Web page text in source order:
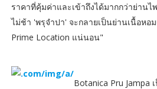
ราคาที่คุ้มค่าและเข้าถึงได้มากกว่าย่านไ
ไม่ช้า 'พรุจำปา' จะกลายเป็นย่านเนื้อห
Prime Location แน่นอน"
Botanica Pru Jampa